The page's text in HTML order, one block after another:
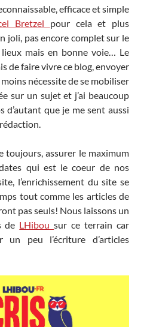
efficace et simple
Bretzel pour cela et plus
joli, pas encore complet sur le
mais en bonne voie… Le
de faire vivre ce blog, envoyer
nécessite de se mobiliser
sur un sujet et j’ai beaucoup
d’autant que je me sent aussi
toujours, assurer le maximum
qui est le coeur de nos
l’enrichissement du site se
tout comme les articles de
pas seuls! Nous laissons un
de LHibousur ce terrain car
peu l’écriture d’articles